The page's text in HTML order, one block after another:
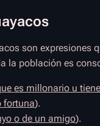
son expresiones
la población es
es millonario u
fortuna).
o de un amigo).